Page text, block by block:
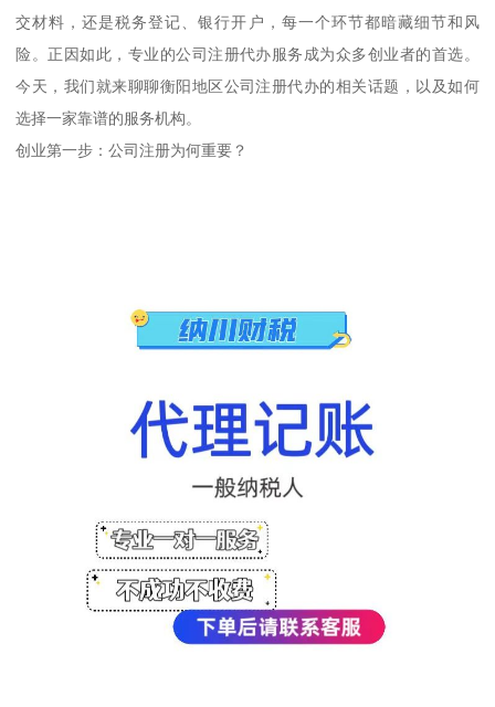
交材料，还是税务登记、银行开户，每一个环节都暗藏细节和风
险。正因如此，专业的公司注册代办服务成为众多创业者的首选。
今天，我们就来聊聊衡阳地区公司注册代办的相关话题，以及如何
选择一家靠谱的服务机构。
创业第一步：公司注册为何重要？